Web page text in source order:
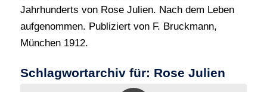
Jahrhunderts von Rose Julien. Nach dem Leben
aufgenommen. Publiziert von F. Bruckmann,
München 1912.
Schlagwortarchiv für: Rose Julien